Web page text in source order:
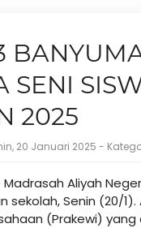
SENI
2025
20 Januari 2025 -
Madrasah Aliyah
sekolah, Senin (20/
(Prakewi) yang